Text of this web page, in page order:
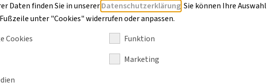
ausgeschöpft. „Bei uns im Westerwald haben wir entweder
von drei Metern einhalten zu können und weniger
Kettenbänder und asymmetrische Bodenplatten entschieden“,
Daten finden Sie in unsererDatenschutzerklärung . Sie können Ihre Auswahl
unter "Cookies" widerrufen oder anpassen.
Cookies
Funktion
Marketing